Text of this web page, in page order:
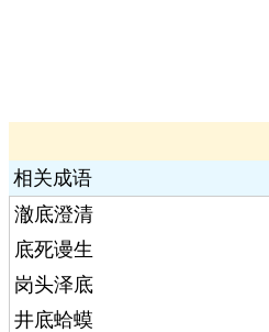
相关成语
澈底澄清
底死谩生
岗头泽底
井底蛤蟆